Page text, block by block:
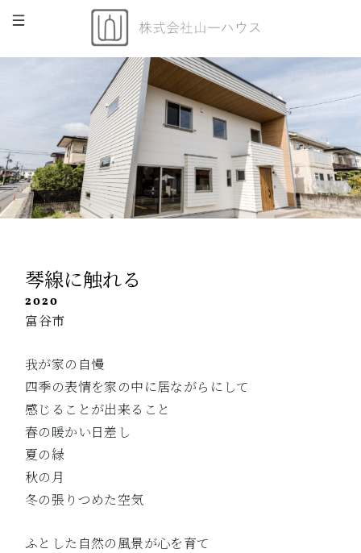
琴線に触れる
2020
富谷市
我が家の自慢
四季の表情を家の中に居ながらにして
感じることが出来ること
春の暖かい日差し
夏の緑
秋の月
冬の張りつめた空気
ふとした自然の風景が心を育て